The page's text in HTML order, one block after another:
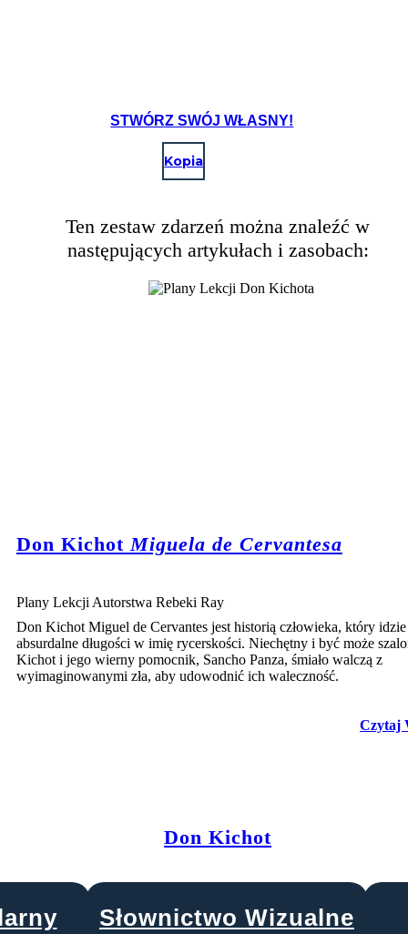
STWÓRZ SWÓJ WŁASNY!
Kopia
Ten zestaw zdarzeń można znaleźć w
następujących artykułach i zasobach:
Don KichotMiguela de Cervantesa
Plany Lekcji Autorstwa Rebeki Ray
Don Kichot Miguel de Cervantes jest historią człowieka, który
absurdalne długości w imię rycerskości. Niechętny i być może
Kichot i jego wierny pomocnik, Sancho Panza, śmiało walczą z
wyimaginowanymi zła, aby udowodnić ich waleczność.
Czytaj
Don Kichot
Słownictwo Wizualne